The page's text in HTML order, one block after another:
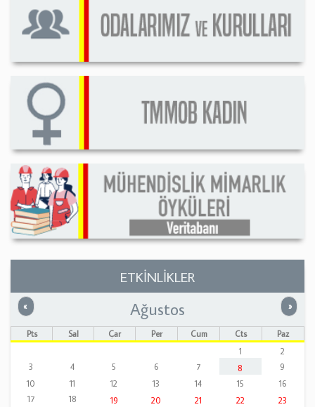
ETKİNLİKLER
« Önceki »
Ağustos
Pts Sal Çar Per Cum Cts
Paz
1
2
3
4 5 6 7 8
9
10
11 12 13 14 15
16
17
18 19 20 21 22
23